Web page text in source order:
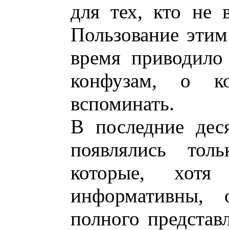
для тех, кто не
Пользование
время
конфузам, о
вспоминать.
В последние
появлялись
которые,
полного